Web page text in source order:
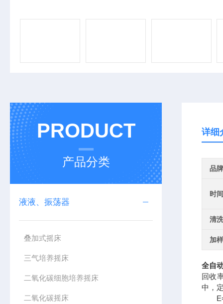
PRODUCT
产品分类
液液、振荡器
叠加式摇床
三气培养摇床
二氧化碳细胞培养摇床
二氧化碳摇床
详细
品牌
时
清
加
全自
回收
中，